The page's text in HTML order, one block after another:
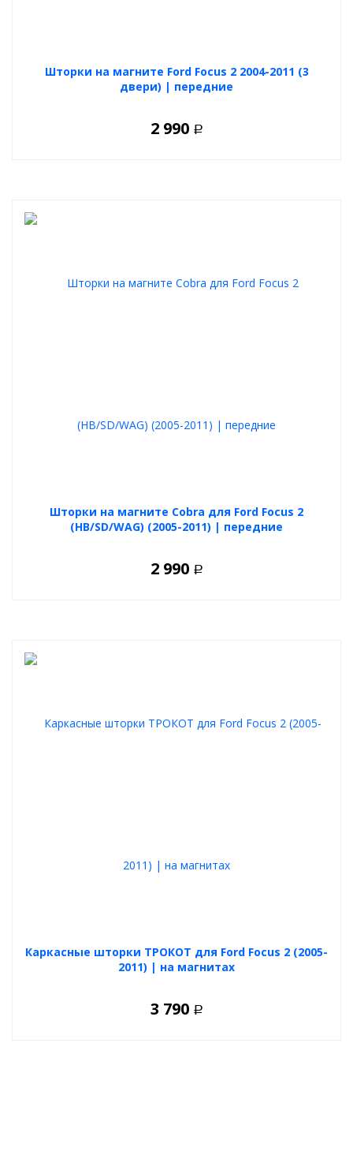
Шторки на магните Ford Focus 2 2004-2011 (3
двери) | передние
2 990 Р
Шторки на магните Cobra для Ford Focus 2
(HB/SD/WAG) (2005-2011) | передние
2 990 Р
Каркасные шторки ТРОКОТ для Ford Focus 2 (2005-
2011) | на магнитах
3 790 Р